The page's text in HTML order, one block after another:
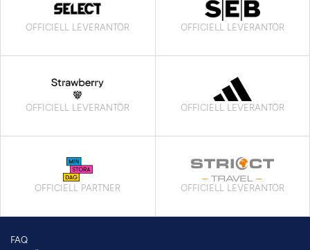
OFFICIELL LEVERANTÖR OFFICIELL LEVERANTÖR
OFFICIELL LEVERANTÖR OFFICIELL LEVERANTÖR
OFFICIELL PARTNER OFFICIELL LEVERANTÖR
FAQ